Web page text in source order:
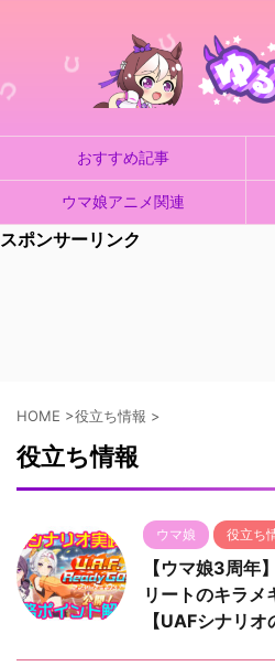
おすすめ記事
ウマ娘アニメ関連
スポンサーリンク
HOME >役立ち情報 >
役立ち情報
ウマ娘 役立ち
【ウマ娘3周年
リートのキラメ
【UAFシナリオ